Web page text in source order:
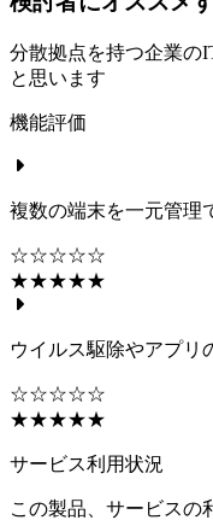
分散拠点を持つ企業の
と思います
機能評価
複数の端末を一元管理
☆☆☆☆☆
★★★★★
ウイルス駆除やアプリ
☆☆☆☆☆
★★★★★
サービス利用状況
この製品、サービスの